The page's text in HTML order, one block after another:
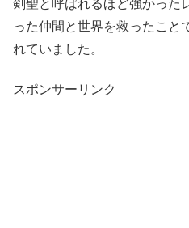
剣聖と呼ばれるほど強かった
った仲間と世界を救ったこと
れていました。
スポンサーリンク